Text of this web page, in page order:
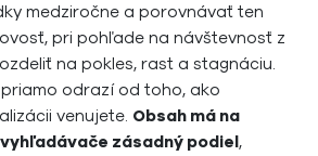
medziročne a porovnávať ten
pri pohľade na návštevnosť z
na pokles, rast a stagnáciu.
odrazí od toho, ako
venujete. Obsah má na
zásadný podiel,